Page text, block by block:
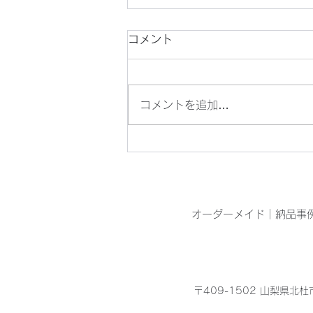
目の青いオニヤンマを見つけ
コメント
コメントを追加…
オーダーメイド 納品事
〒409-1502 山梨県北杜